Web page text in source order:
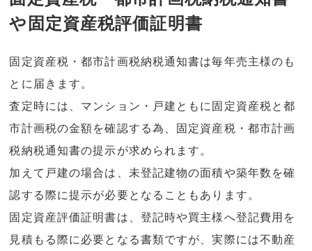
や固定資産税評価証明書
固定資産税・都市計画税納税通知書は毎年売主様のも
とに届きます。
査定時には、マンション・戸建ともに固定資産税と都
市計画税の金額を確認する為、固定資産税・都市計画
税納税通知書の提示が求められます。
加えて戸建の場合は、未登記建物の面積や築年数を確
認する際に提示が必要となることもあります。
固定資産評価証明書は、登記時や買主様へ登記費用を
見積もる際に必要となる書類ですが、実際には不動産